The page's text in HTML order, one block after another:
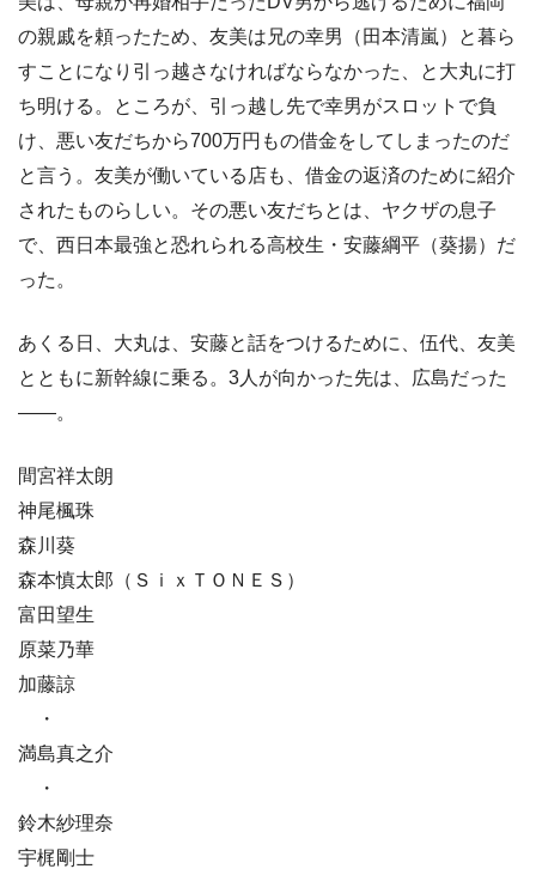
の親戚を頼ったため、友美は兄の幸男（田本清嵐）と暮ら
すことになり引っ越さなければならなかった、と大丸に打
ち明ける。ところが、引っ越し先で幸男がスロットで負
け、悪い友だちから700万円もの借金をしてしまったのだ
と言う。友美が働いている店も、借金の返済のために紹介
されたものらしい。その悪い友だちとは、ヤクザの息子
で、西日本最強と恐れられる高校生・安藤綱平（葵揚）だ
った。
あくる日、大丸は、安藤と話をつけるために、伍代、友美
とともに新幹線に乗る。3人が向かった先は、広島だった
――。
間宮祥太朗
神尾楓珠
森川葵
森本慎太郎（ＳｉｘＴＯＮＥＳ）
富田望生
原菜乃華
加藤諒
・
満島真之介
・
鈴木紗理奈
宇梶剛士